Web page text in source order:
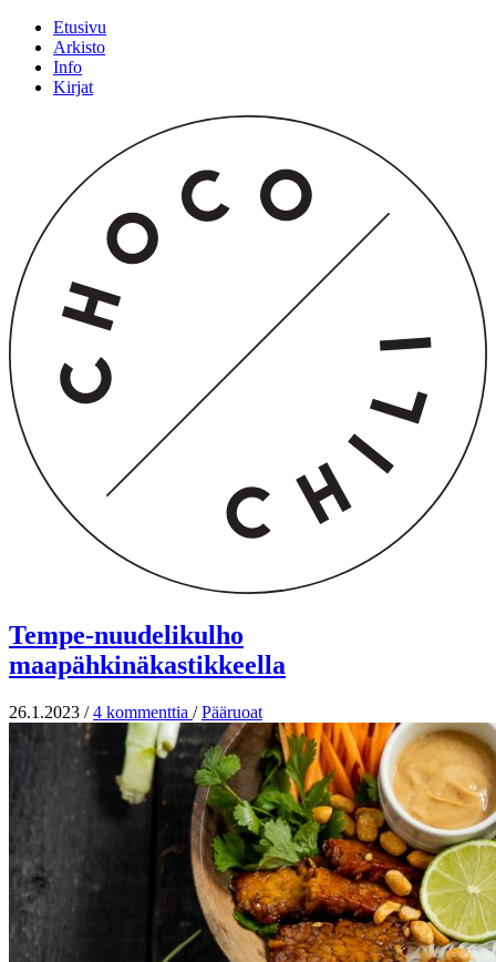
Etusivu
Arkisto
Info
Kirjat
Tempe-nuudelikulho
maapähkinäkastikkeella
26.1.2023 / 4 kommenttia / Pääruoat